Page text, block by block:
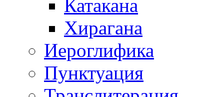
Катакана
Хирагана
Иероглифика
Пунктуация